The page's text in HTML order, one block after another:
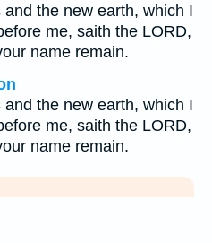
the new earth, which I
me, saith the LORD,
name remain.
the new earth, which I
me, saith the LORD,
name remain.